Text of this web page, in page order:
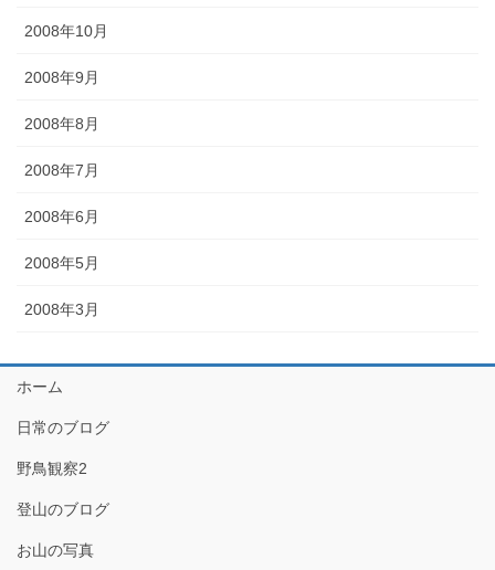
2008年10月
2008年9月
2008年8月
2008年7月
2008年6月
2008年5月
2008年3月
ホーム
日常のブログ
野鳥観察2
登山のブログ
お山の写真